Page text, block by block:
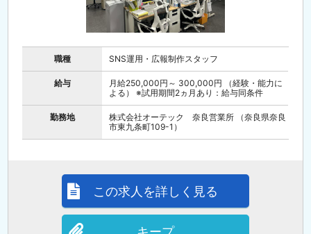
職種 SNS運用・広報制作スタッフ
給与
月給250,000円～ 300,000円 （経験・能力に
よる） ※試用期間2ヵ月あり：給与同条件
勤務地
株式会社オーテック 奈良営業所 （奈良県奈良
市東九条町109-1）
この求人を詳しく見る